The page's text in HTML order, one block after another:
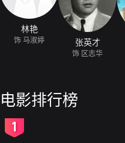
林艳
饰 马淑婷 张英才
饰 区志华
电影排行榜